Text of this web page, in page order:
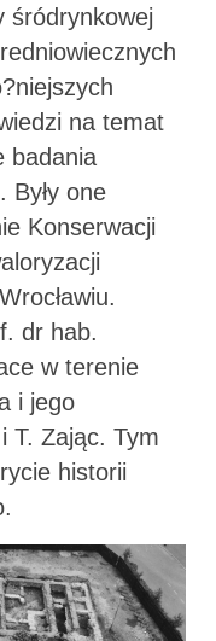
śródrynkowej
na temat
badania
Były one
Konserwacji
dr hab.
w terenie
i jego
T. Zając. Tym
historii